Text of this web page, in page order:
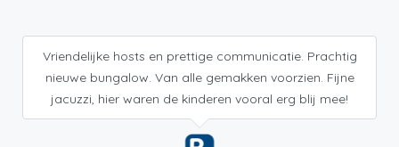
Vriendelijke hosts en prettige communicatie. Prachtig
nieuwe bungalow. Van alle gemakken voorzien. Fijne
jacuzzi, hier waren de kinderen vooral erg blij mee!